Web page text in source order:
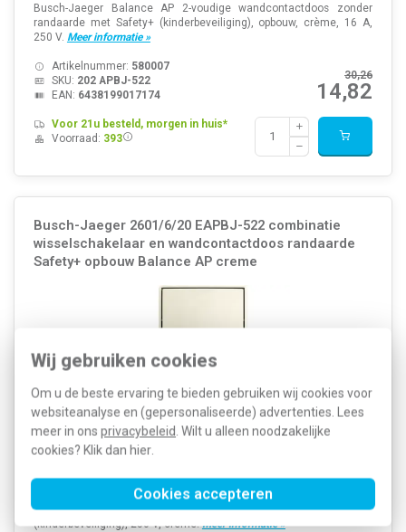
Wij gebruiken cookies
Om u de beste ervaring te bieden gebruiken wij cookies voor
websiteanalyse en (gepersonaliseerde) advertenties. Lees
meer in ons privacybeleid. Wilt u alleen noodzakelijke
cookies? Klik dan hier.
Cookies accepteren
Busch-Jaeger Balance AP 2-voudige wandcontactdoos zonder
randaarde met Safety+ (kinderbeveiliging), opbouw, crème, 16 A,
250 V. Meer informatie »
30,26
14,82
Artikelnummer: 580007
SKU: 202 APBJ-522
EAN: 6438199017174
Voor 21u besteld, morgen in huis*
Voorraad: 393
Busch-Jaeger 2601/6/20 EAPBJ-522 combinatie
wisselschakelaar en wandcontactdoos randaarde
Safety+ opbouw Balance AP creme
Busch-Jaeger Balance AP opbouwcombinatie met wisselschakelaar
(10 A, geschikt voor enkelpolige en wisselschakelingen) en
wandcontactdoos (16 A) met randaarde en Safety+
(kinderbeveiliging), 250 V, crème.Meer informatie »